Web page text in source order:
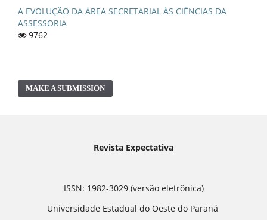
A EVOLUÇÃO DA ÁREA SECRETARIAL ÀS CIÊNCIAS DA
ASSESSORIA
9762
MAKE A SUBMISSION
Revista Expectativa
ISSN: 1982-3029 (versão eletrônica)
Universidade Estadual do Oeste do Paraná